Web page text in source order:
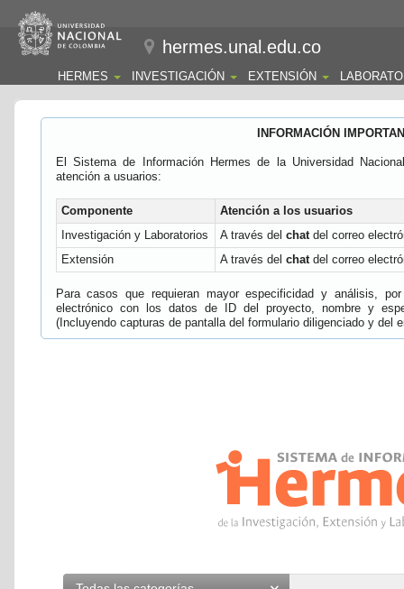
hermes.unal.edu.co
HERMES INVESTIGACIÓN EXTENSIÓN
INFORMACIÓN
El Sistema de Información Hermes de la Universidad
atención a usuarios:
Componente
Atención a los usuarios
Investigación y Laboratorios
A través del chatdel correo
Extensión
A través del chatdel correo
Para casos que requieran mayor especificidad y análisis,
electrónico con los datos de ID del proyecto, nombre y
(Incluyendo capturas de pantalla del formulario diligenciado y del